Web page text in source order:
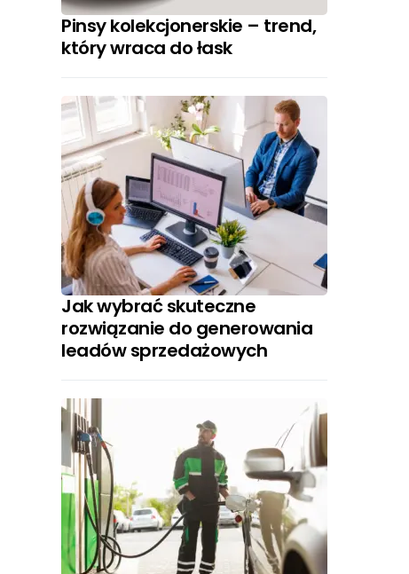
Pinsy kolekcjonerskie – trend,
który wraca do łask
Jak wybrać skuteczne
rozwiązanie do generowania
leadów sprzedażowych